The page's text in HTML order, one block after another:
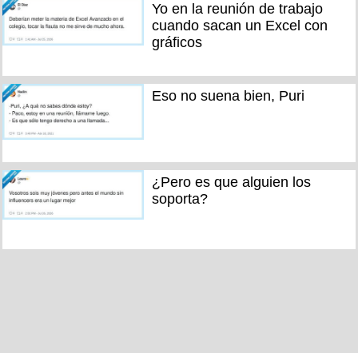
Yo en la reunión de trabajo
cuando sacan un Excel con
gráficos
Eso no suena bien, Puri
¿Pero es que alguien los
soporta?